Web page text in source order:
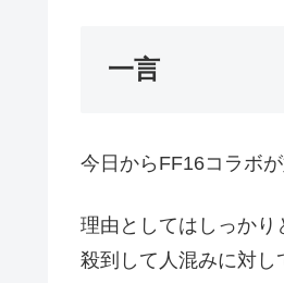
一言
今日からFF16コラボ
理由としてはしっか
殺到して人混みに対し